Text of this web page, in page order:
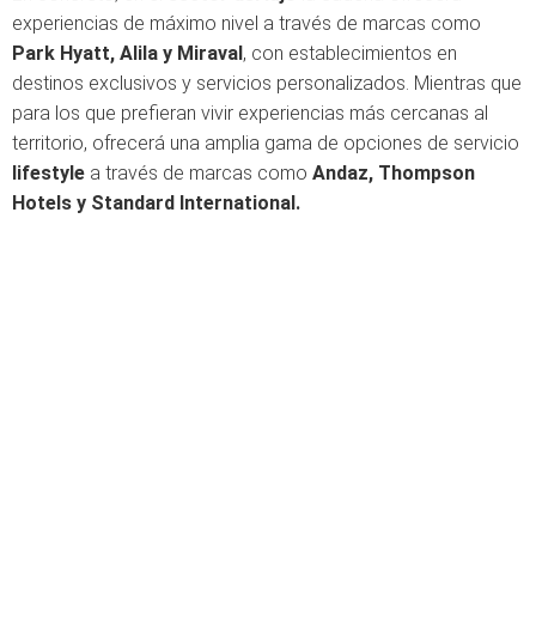
experiencias de máximo nivel a través de marcas como
Park Hyatt, Alila y Miraval, con establecimientos en
destinos exclusivos y servicios personalizados. Mientras que
para los que prefieran vivir experiencias más cercanas al
territorio, ofrecerá una amplia gama de opciones de servicio
lifestyle a través de marcas como Andaz, Thompson
Hotels y Standard International.